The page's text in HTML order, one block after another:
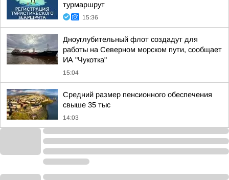
турмаршрут
15:36
Дноуглубительный флот создадут для
работы на Северном морском пути, сообщает
ИА "Чукотка"
15:04
Средний размер пенсионного обеспечения
свыше 35 тыс
14:03